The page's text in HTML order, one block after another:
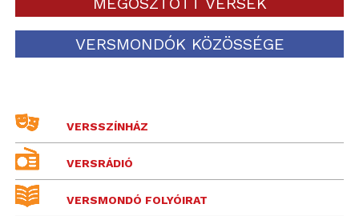
VERSMONDÓK KÖZÖSSÉGE
VERSSZÍNHÁZ
VERSRÁDIÓ
VERSMONDÓ FOLYÓIRAT